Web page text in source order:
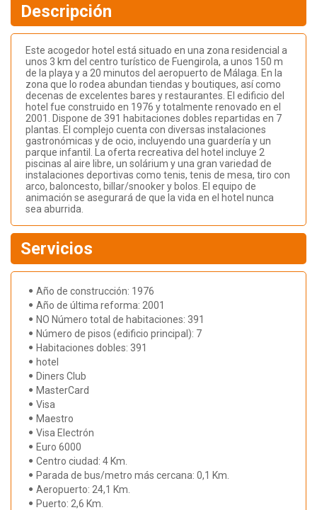
Descripción
Este acogedor hotel está situado en una zona residencial a
unos 3 km del centro turístico de Fuengirola, a unos 150 m
de la playa y a 20 minutos del aeropuerto de Málaga. En la
zona que lo rodea abundan tiendas y boutiques, así como
decenas de excelentes bares y restaurantes. El edificio del
hotel fue construido en 1976 y totalmente renovado en el
2001. Dispone de 391 habitaciones dobles repartidas en 7
plantas. El complejo cuenta con diversas instalaciones
gastronómicas y de ocio, incluyendo una guardería y un
parque infantil. La oferta recreativa del hotel incluye 2
piscinas al aire libre, un solárium y una gran variedad de
instalaciones deportivas como tenis, tenis de mesa, tiro con
arco, baloncesto, billar/snooker y bolos. El equipo de
animación se asegurará de que la vida en el hotel nunca
sea aburrida.
Servicios
Año de construcción: 1976
Año de última reforma: 2001
NO Número total de habitaciones: 391
Número de pisos (edificio principal): 7
Habitaciones dobles: 391
hotel
Diners Club
MasterCard
Visa
Maestro
Visa Electrón
Euro 6000
Centro ciudad: 4 Km.
Parada de bus/metro más cercana: 0,1 Km.
Aeropuerto: 24,1 Km.
Puerto: 2,6 Km.